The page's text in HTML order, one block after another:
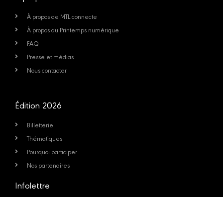
À propos de MTL connecte
À propos du Printemps numérique
FAQ
Presse et médias
Nous contacter
Édition 2026
Billetterie
Thématiques
Pourquoi participer
Nos partenaires
Infolettre